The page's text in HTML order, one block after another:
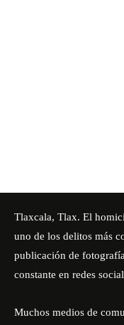
Tlaxcala, Tlax. El
uno de los delitos más
publicación de
constante en redes
Muchos medios de